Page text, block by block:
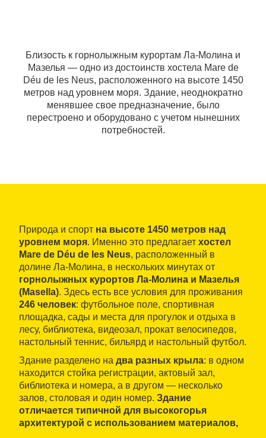
Близость к горнолыжным курортам Ла-Молина и
Мазелья — одно из достоинств хостела Mare de
Déu de les Neus, расположенного на высоте 1450
метров над уровнем моря. Здание, неоднократно
менявшее свое предназначение, было
перестроено и оборудовано с учетом нынешних
потребностей.
Природа и спорт на высоте 1450 метров над
уровнем моря. Именно это предлагает хостел
Mare de Déu de les Neus, расположенный в
долине Ла-Молина, в нескольких минутах от
горнолыжных курортов Ла-Молина и Мазелья
(Masella). Здесь есть все условия для проживания
246 человек: футбольное поле, спортивная
площадка, сады и места для прогулок и отдыха в
лесу, библиотека, видеозал, прокат велосипедов,
настольный теннис, бильярд и настольный футбол.
Здание разделено на два разных крыла: в одном
находится стойка регистрации, актовый зал,
библиотека и номера, а в другом — несколько
залов, столовая и один номер. Здание
отличается типичной для высокогорья
архитектурой с использованием материалов,